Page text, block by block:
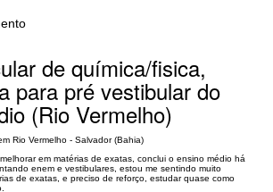
de química/fisica,
para pré vestibular do
(Rio Vermelho)
Rio Vermelho - Salvador (Bahia)
em matérias de exatas, conclui o ensino médio há
enem e vestibulares, estou me sentindo muito
de exatas, e preciso de reforço, estudar quase como